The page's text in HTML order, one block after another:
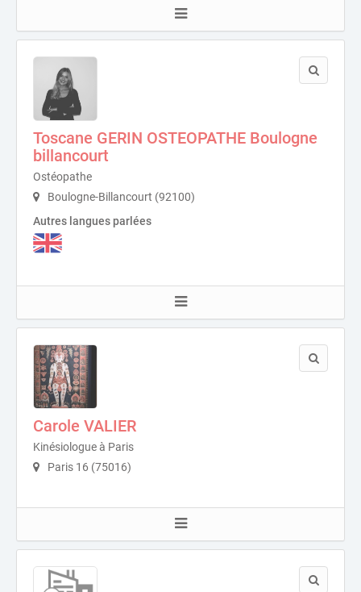
Toscane GERIN OSTEOPATHE Boulogne
billancourt
Ostéopathe
Boulogne-Billancourt (92100)
Autres langues parlées
Carole VALIER
Kinésiologue à Paris
Paris 16 (75016)